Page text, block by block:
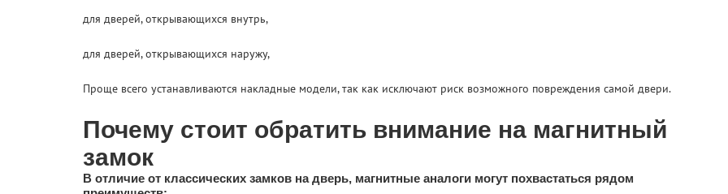
для дверей, открывающихся внутрь,
для дверей, открывающихся наружу,
Проще всего устанавливаются накладные модели, так как исключают риск возможного повреждения самой двери.
Почему стоит обратить внимание на магнитный
замок
В отличие от классических замков на дверь, магнитные аналоги могут похвастаться рядом